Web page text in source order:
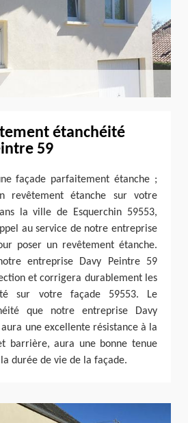
étanchéité
59
façade parfaitement étanche ;
revêtement étanche sur votre
la ville de Esquerchin 59553,
au service de notre entreprise
poser un revêtement étanche.
entreprise Davy Peintre 59
et corrigera durablement les
sur votre façade 59553. Le
que notre entreprise Davy
une excellente résistance à la
barrière, aura une bonne tenue
durée de vie de la façade.